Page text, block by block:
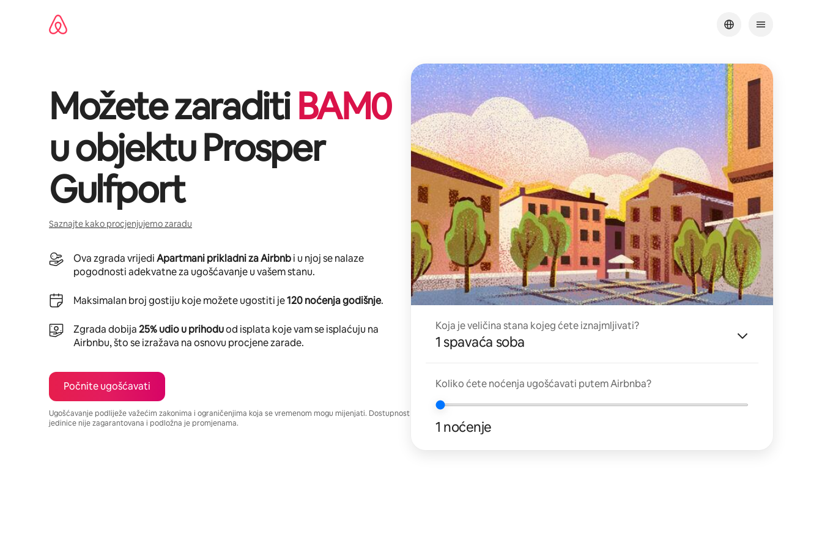
Možete zaraditiBAM0
u objektuProsper
Gulfport
Saznajte kako procjenjujemo zaradu
Ova zgrada vrijediApartmani prikladni za Airbnbi u njoj se nalaze
pogodnosti adekvatne za ugošćavanje u vašem stanu.
Maksimalan broj gostiju koje možete ugostiti je120 noćenja godišnje.
Zgrada dobija25% udio u prihoduod isplata koje vam se isplaćuju na
Airbnbu, što se izražava na osnovu procjene zarade.
Počnite ugošćavati
Ugošćavanje podliježe važećim zakonima i ograničenjima koja se vremenom mogu mijenjati. Dostupnost
jedinice nije zagarantovana i podložna je promjenama.
Koja je veličina stana kojeg ćete iznajmljivati?
1 spavaća soba
Koliko ćete noćenja ugošćavati putem Airbnba?
1 noćenje